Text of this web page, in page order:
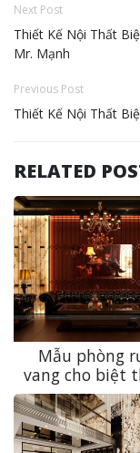
Next Post
Thiết Kế Nội Thất
Mr. Mạnh
Previous Post
Thiết Kế Nội Thất
RELATED
Mẫu phòng
vang cho biệt
xỉ – “Mật
thưởng vang
của giới